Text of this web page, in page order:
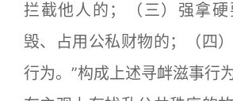
拦截他人的；（三）强拿
毁、占用公私财物的；（四
行为。”构成上述寻衅滋事行